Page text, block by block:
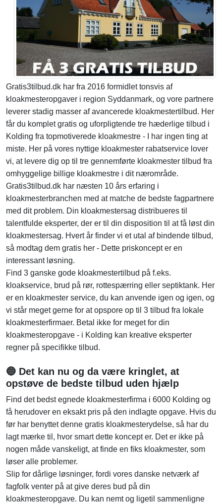
Gratis3tilbud.dk har fra 2016 formidlet tonsvis af
kloakmesteropgaver i region Syddanmark, og vore partnere
leverer stadig masser af avancerede kloakmestertilbud. Her
får du komplet gratis og uforpligtende tre hæderlige tilbud i
Kolding fra topmotiverede kloakmestre - I har ingen ting at
miste. Her på vores nyttige kloakmester rabatservice lover
vi, at levere dig op til tre gennemførte kloakmester tilbud fra
omhyggelige billige kloakmestre i dit nærområde.
Gratis3tilbud.dk har næsten 10 års erfaring i
kloakmesterbranchen med at matche de bedste fagpartnere
med dit problem. Din kloakmestersag distribueres til
talentfulde eksperter, der er til din disposition til at få løst din
kloakmestersag. Hvert år finder vi et utal af bindende tilbud,
så modtag dem gratis her - Dette priskoncept er en
interessant løsning.
Find 3 ganske gode kloakmestertilbud på f.eks.
kloakservice, brud på rør, rottespærring eller septiktank. Her
er en kloakmester service, du kan anvende igen og igen, og
vi står meget gerne for at opspore op til 3 tilbud fra lokale
kloakmesterfirmaer. Betal ikke for meget for din
kloakmesteropgave - i Kolding kan kreative eksperter
regner på specifikke tilbud.
🔵 Det kan nu og da være kringlet, at
opstøve de bedste tilbud uden hjælp
Find det bedst egnede kloakmesterfirma i 6000 Kolding og
få herudover en eksakt pris på den indlagte opgave. Hvis du
før har benyttet denne gratis kloakmesterydelse, så har du
lagt mærke til, hvor smart dette koncept er. Det er ikke på
nogen måde vanskeligt, at finde en fiks kloakmester, som
løser alle problemer.
Slip for dårlige løsninger, fordi vores danske netværk af
fagfolk venter på at give deres bud på din
kloakmesteropgave. Du kan nemt og ligetil sammenligne